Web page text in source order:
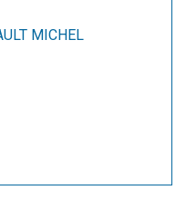
MICHEL